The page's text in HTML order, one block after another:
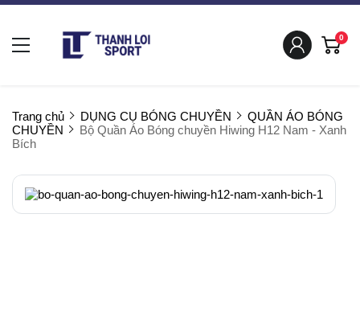
0
Trang chủ DỤNG CỤ BÓNG CHUYỀN
QUẦN ÁO BÓNG
CHUYỀN
Bộ Quần Áo Bóng chuyền Hiwing H12 Nam - Xanh
Bích